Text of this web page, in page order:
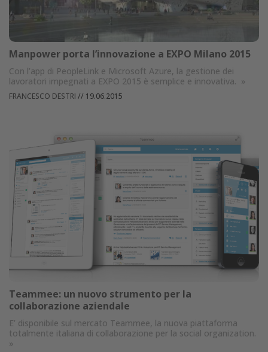
Manpower porta l’innovazione a EXPO Milano 2015
Con l’app di PeopleLink e Microsoft Azure, la gestione dei
lavoratori impegnati a EXPO 2015 è semplice e innovativa. »
FRANCESCO DESTRI // 19.06.2015
Teammee: un nuovo strumento per la
collaborazione aziendale
E’ disponibile sul mercato Teammee, la nuova piattaforma
totalmente italiana di collaborazione per la social organization.
»